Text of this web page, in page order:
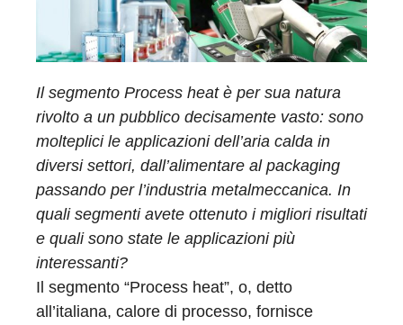
Il segmento Process heat è per sua natura
rivolto a un pubblico decisamente vasto: sono
molteplici le applicazioni dell’aria calda in
diversi settori, dall’alimentare al packaging
passando per l’industria metalmeccanica. In
quali segmenti avete ottenuto i migliori risultati
e quali sono state le applicazioni più
interessanti?
Il segmento “Process heat”, o, detto
all’italiana, calore di processo, fornisce